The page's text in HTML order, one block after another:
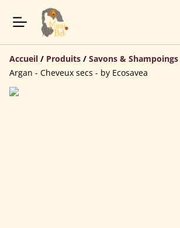
Accueil / Produits / Savons & Shampoings
Argan - Cheveux secs - by Ecosavea